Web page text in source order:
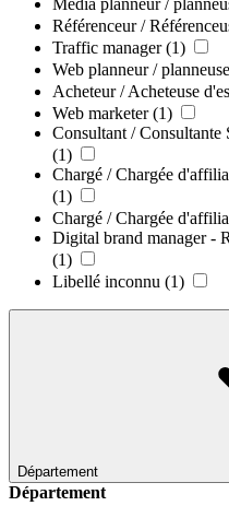
Média planneur /
Référenceur /
Traffic manager (1)
Web planneur / planneuse
Acheteur / Acheteuse
Web marketer (1)
Consultant /
(1)
Chargé / Chargée
(1)
Chargé / Chargée
Digital brand manager -
(1)
Libellé inconnu (1)
Département
Département